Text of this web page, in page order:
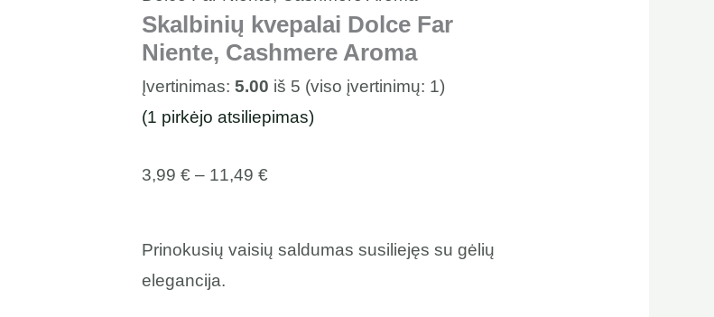
Skalbinių kvepalai Dolce Far
Niente, Cashmere Aroma
Įvertinimas: 5.00 iš 5 (viso įvertinimų: 1)
(1 pirkėjo atsiliepimas)
3,99 € – 11,49 €
Prinokusių vaisių saldumas susiliejęs su gėlių
elegancija.